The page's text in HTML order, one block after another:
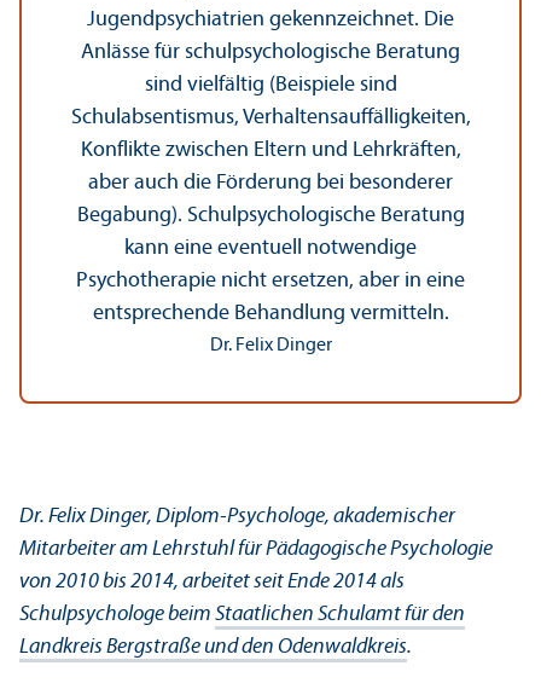
Jugendpsychiatrien gekennzeichnet. Die
Anlässe für schulpsychologische Beratung
sind vielfältig (Beispiele sind
Schulabsentismus, Verhaltensauffälligkeiten,
Konflikte zwischen Eltern und Lehr­kräften,
aber auch die Förderung bei besonderer
Begabung). Schulpsychologische Beratung
kann eine eventuell notwendige
Psychotherapie nicht ersetzen, aber in eine
entsprechende Behandlung vermitteln.
Dr. Felix Dinger
Dr. Felix Dinger, Diplom-Psychologe, akademischer
Mitarbeiter am Lehr­stuhl für Pädagogische Psychologie
von 2010 bis 2014, arbeitet seit Ende 2014 als
Schulpsychologe beim Staatlichen Schulamt für den
Landkreis Bergstraße und den Odenwaldkreis.